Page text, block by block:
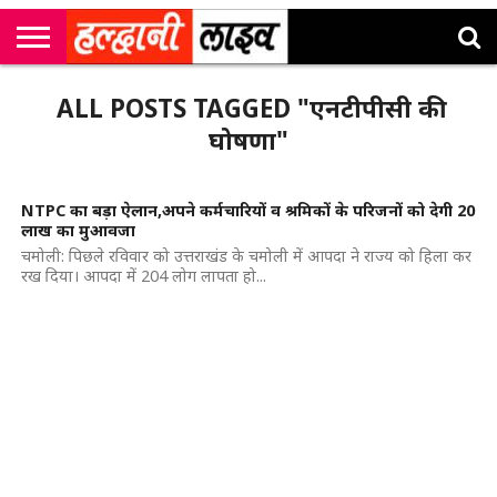
एम
कॉर्नर
उत्तराखंड
न्यूज़
खेल
मनोरंजन
सम्पादकीय
जॉब
अलर्ट्स
ALL POSTS TAGGED "एनटीपीसी की
घोषणा"
NTPC का बड़ा ऐलान,अपने कर्मचारियों व श्रमिकों के परिजनों को देगी 20
लाख का मुआवजा
चमोली: पिछले रविवार को उत्तराखंड के चमोली में आपदा ने राज्य को हिला कर
रख दिया। आपदा में 204 लोग लापता हो...